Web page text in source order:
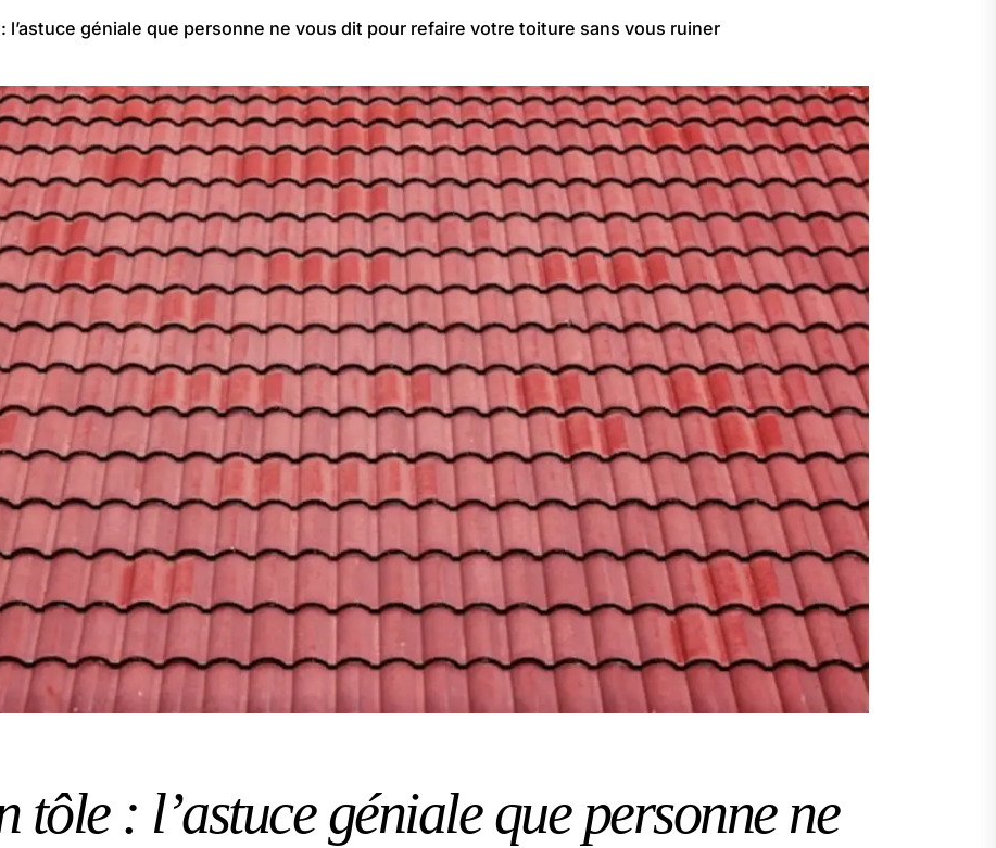
l’astuce géniale que personne ne vous dit pour refaire votre toiture sans vous ruiner
: l’astuce géniale que personne ne